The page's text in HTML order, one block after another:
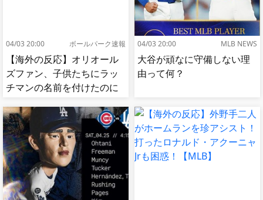
04/03 20:00 ボールパーク速報
【海外の反応】オリオール
ズファン、子供たちにラッ
チマンの名前を付けたのに
04/03 20:00 MLB NEWS
大谷が頑なに守備しない理
由って何？